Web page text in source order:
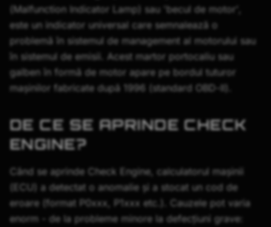
(Malfunction Indicator Lamp) sau 'becul de motor',
este un indicator universal care semnalează o
problemă în sistemul de management al motorului sau
în sistemul de emisii. Acest martor portocaliu sau
galben în formă de motor apare pe bordul tuturor
mașinilor fabricate după 1996 (standard OBD-II).
DE CE SE APRINDE CHECK
ENGINE?
Când se aprinde Check Engine, calculatorul mașinii
(ECU) a detectat o anomalie și a stocat un cod de
eroare (format P0xxx, P1xxx etc.). Cauzele pot varia
enorm - de la probleme minore la defecțiuni grave: